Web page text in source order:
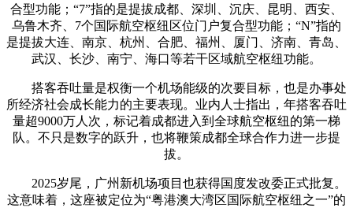
合型功能；“7”指的是提拔成都、深圳、沉庆、昆明、西安、
乌鲁木齐、7个国际航空枢纽区位门户复合型功能；“N”指的
是提拔大连、南京、杭州、合肥、福州、厦门、济南、青岛、
武汉、长沙、南宁、海口等若干区域航空枢纽功能。
搭客吞吐量是权衡一个机场能级的次要目标，也是办事处
所经济社会成长能力的主要表现。业内人士指出，年搭客吞吐
量超9000万人次，标记着成都进入到全球航空枢纽的第一梯
队。不只是数字的跃升，也将鞭策成都全球合作力进一步提
拔。
2025岁尾，广州新机场项目也获得国度发改委正式批复。
这意味着，这座被定位为“粤港澳大湾区国际航空枢纽之一”的